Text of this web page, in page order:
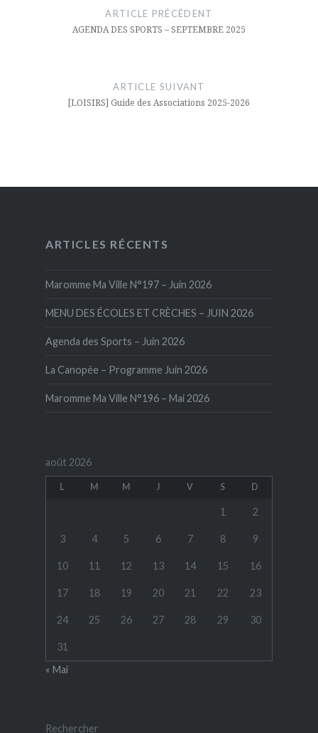
ARTICLE PRÉCÉDENT
AGENDA DES SPORTS – SEPTEMBRE 2025
ARTICLE SUIVANT
[LOISIRS] Guide des Associations 2025-2026
ARTICLES RÉCENTS
Maromme Ma Ville N°197 – Juin 2026
MENU DES ÉCOLES ET CRÈCHES – JUIN 2026
Agenda des Sports – Juin 2026
La Canopée – Programme Juin 2026
Maromme Ma Ville N°196 – Mai 2026
août 2026
L M M J V S D
1 2
3 4 5 6 7 8 9
10 11 12 13 14 15 16
17 18 19 20 21 22 23
24 25 26 27 28 29 30
31
« Mai
Rechercher